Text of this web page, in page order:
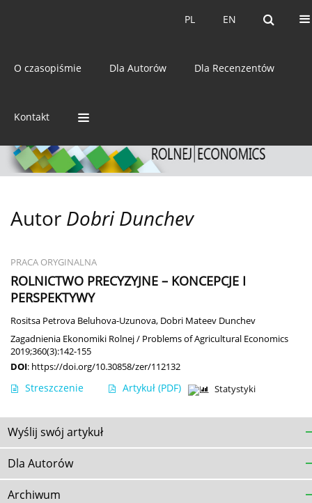
EN
PL EN
PL
O czasopiśmie Dla Autorów Dla Recenzentów
Kontakt
ISSN: 0044-1600
Autor Dobri Dunchev
PRACA ORYGINALNA
ROLNICTWO PRECYZYJNE – KONCEPCJE I
PERSPEKTYWY
Rositsa Petrova Beluhova-Uzunova, Dobri Mateev Dunchev
Zagadnienia Ekonomiki Rolnej / Problems of Agricultural Economics
2019;360(3):142-155
DOI: https://doi.org/10.30858/zer/112132
Streszczenie Artykuł (PDF) Statystyki
Wyślij swój artykuł
Dla Autorów
Archiwum